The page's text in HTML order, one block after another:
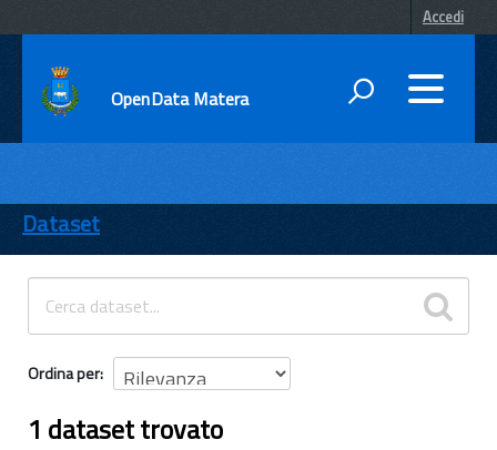
Accedi
OpenData Matera
ENTI
TEMI
INFORMAZIONI
Dataset
Ordina per
1 dataset trovato